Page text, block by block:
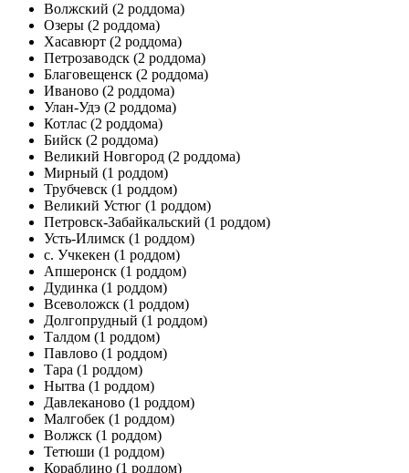
Волжский (2 роддома)
Озеры (2 роддома)
Хасавюрт (2 роддома)
Петрозаводск (2 роддома)
Благовещенск (2 роддома)
Иваново (2 роддома)
Улан-Удэ (2 роддома)
Котлас (2 роддома)
Бийск (2 роддома)
Великий Новгород (2 роддома)
Мирный (1 роддом)
Трубчевск (1 роддом)
Великий Устюг (1 роддом)
Петровск-Забайкальский (1 роддом)
Усть-Илимск (1 роддом)
с. Учкекен (1 роддом)
Апшеронск (1 роддом)
Дудинка (1 роддом)
Всеволожск (1 роддом)
Долгопрудный (1 роддом)
Талдом (1 роддом)
Павлово (1 роддом)
Тара (1 роддом)
Нытва (1 роддом)
Давлеканово (1 роддом)
Малгобек (1 роддом)
Волжск (1 роддом)
Тетюши (1 роддом)
Кораблино (1 роддом)